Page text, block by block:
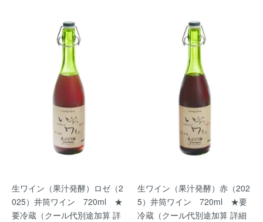
生ワイン（果汁発酵）ロゼ（2
025）井筒ワイン 720ml ★
要冷蔵（クール代別途加算 詳
生ワイン（果汁発酵）赤（202
5）井筒ワイン 720ml ★要
冷蔵（クール代別途加算 詳細